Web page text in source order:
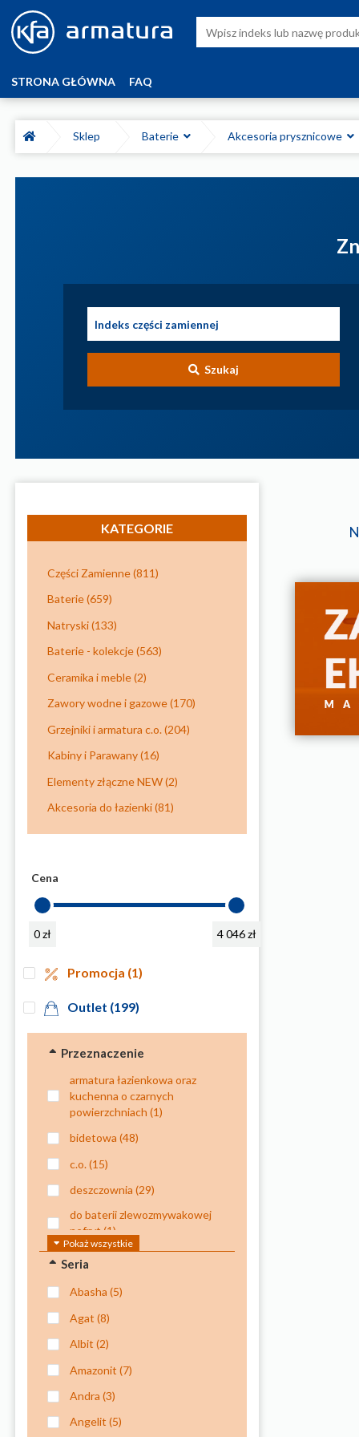
STRONA GŁÓWNA FAQ
Sklep Baterie Akcesoria prysznicowe
Szukaj
KATEGORIE
Części Zamienne(811)
Baterie(659)
Natryski(133)
Baterie - kolekcje(563)
Ceramika i meble(2)
Zawory wodne i gazowe(170)
Grzejniki i armatura c.o.(204)
Kabiny i Parawany(16)
Elementy złączne NEW(2)
Akcesoria do łazienki(81)
Cena
0 zł 4 046 zł
Promocja (1)
Outlet (199)
Przeznaczenie
armatura łazienkowa oraz
kuchenna o czarnych
powierzchniach (1)
bidetowa (48)
c.o.(15)
deszczownia (29)
do baterii zlewozmywakowej
nefryt (1)
do czyszczenia powierzchni
szklanych, tj. szyby, kabiny,
lustra(1)
do natrysków
do natrysku kuchennego
do natrysku kuchennego
oraz baterii
wielootworowych
Pokaż wszystkie
Seria
abasha (5)
agat (8)
albit (2)
amazonit (7)
andra (3)
angelit (5)